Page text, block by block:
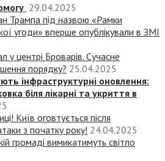
29.04.2025
Трампа під назвою «‎Рамки
угоди» вперше опублікували в ЗМІ
у центрі Броварів. Сучасне
порядку? 25.04.2025
інфраструктурні оновлення:
біля лікарні та укриття в
Київ оговтується після
з початку року! 24.04.2025
громаді вимикатимуть світло